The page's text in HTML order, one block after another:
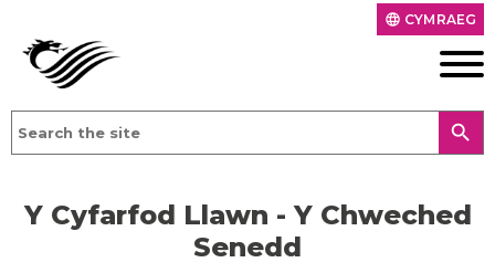
language CYMRAEG
search
Y Cyfarfod Llawn - Y Chweched
Senedd